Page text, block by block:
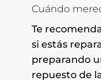
Cuándo
Te
si estás
preparando
repuesto de